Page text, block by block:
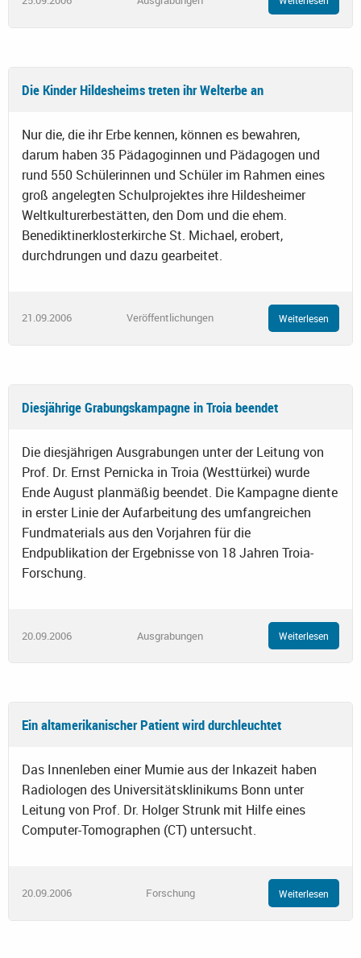
Die Kinder Hildesheims treten ihr Welterbe an
Nur die, die ihr Erbe kennen, können es bewahren,
darum haben 35 Pädagoginnen und Pädagogen und
rund 550 Schülerinnen und Schüler im Rahmen eines
groß angelegten Schulprojektes ihre Hildesheimer
Weltkulturerbestätten, den Dom und die ehem.
Benediktinerklosterkirche St. Michael, erobert,
durchdrungen und dazu gearbeitet.
21.09.2006 Veröffentlichungen Weiterlesen
Diesjährige Grabungskampagne in Troia beendet
Die diesjährigen Ausgrabungen unter der Leitung von
Prof. Dr. Ernst Pernicka in Troia (Westtürkei) wurde
Ende August planmäßig beendet. Die Kampagne diente
in erster Linie der Aufarbeitung des umfangreichen
Fundmaterials aus den Vorjahren für die
Endpublikation der Ergebnisse von 18 Jahren Troia-
Forschung.
20.09.2006 Ausgrabungen Weiterlesen
Ein altamerikanischer Patient wird durchleuchtet
Das Innenleben einer Mumie aus der Inkazeit haben
Radiologen des Universitätsklinikums Bonn unter
Leitung von Prof. Dr. Holger Strunk mit Hilfe eines
Computer-Tomographen (CT) untersucht.
20.09.2006 Forschung Weiterlesen